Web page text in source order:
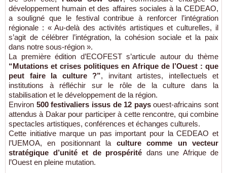
développement humain et des affaires sociales à la CEDEAO,
a souligné que le festival contribue à renforcer l’intégration
régionale : « Au-delà des activités artistiques et culturelles, il
s’agit de célébrer l’intégration, la cohésion sociale et la paix
dans notre sous-région ».
La première édition d’ECOFEST s’articule autour du thème
“Mutations et crises politiques en Afrique de l’Ouest : que
peut faire la culture ?”, invitant artistes, intellectuels et
institutions à réfléchir sur le rôle de la culture dans la
stabilisation et le développement de la région.
Environ 500 festivaliers issus de 12 paysouest-africains sont
attendus à Dakar pour participer à cette rencontre, qui combine
spectacles artistiques, conférences et échanges culturels.
Cette initiative marque un pas important pour la CEDEAO et
l’UEMOA, en positionnant la culture comme un vecteur
stratégique d’unité et de prospérité dans une Afrique de
l’Ouest en pleine mutation.